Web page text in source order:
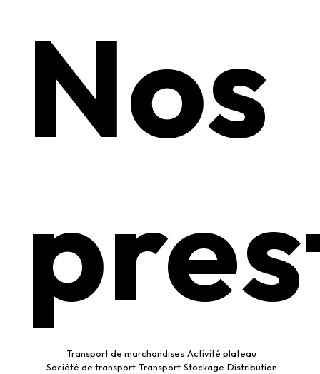
Nos
Transport de marchandises Activité plateau
Société de transport Transport Stockage Distribution